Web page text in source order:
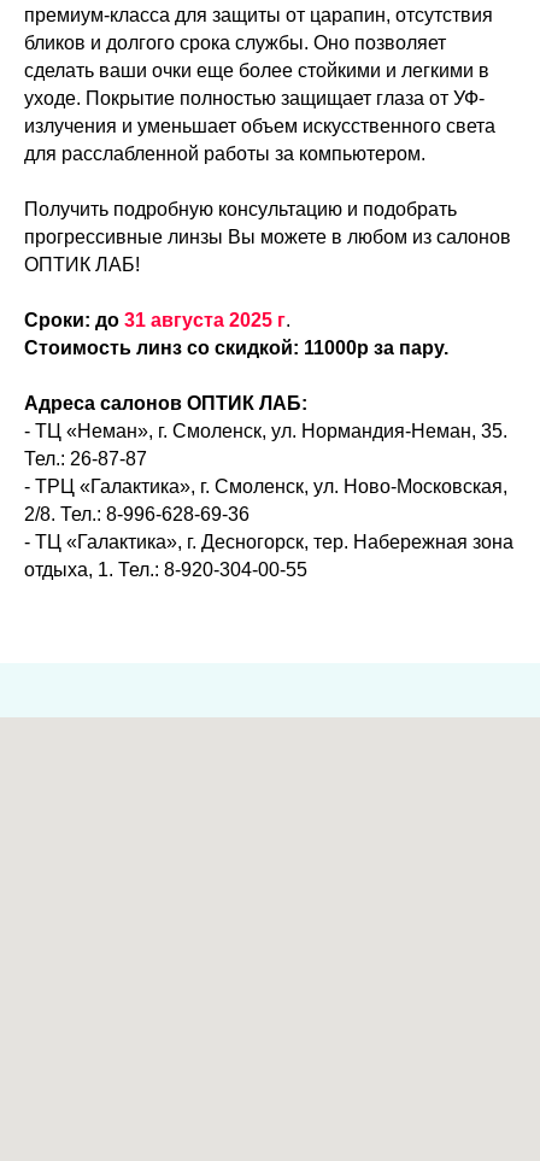
премиум-класса для защиты от царапин, отсутствия
бликов и долгого срока службы. Оно позволяет
сделать ваши очки еще более стойкими и легкими в
уходе. Покрытие полностью защищает глаза от УФ-
излучения и уменьшает объем искусственного света
для расслабленной работы за компьютером.
Получить подробную консультацию и подобрать
прогрессивные линзы Вы можете в любом из салонов
ОПТИК ЛАБ!
Сроки: до 31 августа 2025 г.
Стоимость линз со скидкой: 11000р за пару.
Адреса салонов ОПТИК ЛАБ:
- ТЦ «Неман», г. Смоленск, ул. Нормандия-Неман, 35.
Тел.: 26-87-87
- ТРЦ «Галактика», г. Смоленск, ул. Ново-Московская,
2/8. Тел.: 8-996-628-69-36
- ТЦ «Галактика», г. Десногорск, тер. Набережная зона
отдыха, 1. Тел.: 8-920-304-00-55